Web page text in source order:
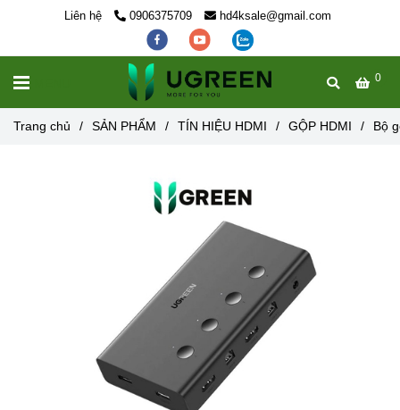
Liên hệ 0906375709 hd4ksale@gmail.com
0
Trang chủ / SẢN PHẨM / TÍN HIỆU HDMI / GỘP HDMI / Bộ